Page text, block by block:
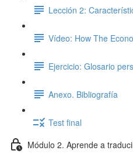
Lección 2:
Vídeo: How The
Ejercicio: Glosario
Anexo. Bibliografía
Test final
Módulo 2. Aprende a